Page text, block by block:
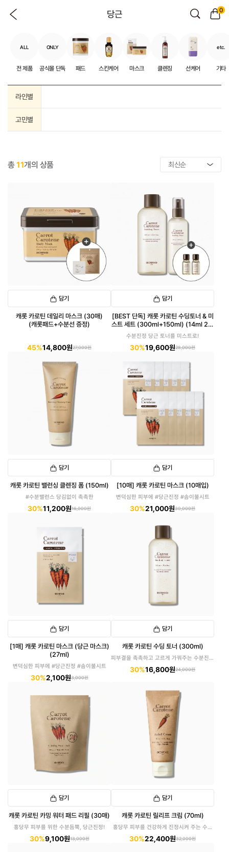
당근 0
ALL
전 제품
ONLY
공식몰 단독 패드 스킨케어 마스크 클렌징 선케어
etc.
기타
라인별
고민별
총11개의 상품
담기
캐롯 카로틴 데일리 마스크 (30매)
(캐롯패드+수분선 증정)
45%14,800원27,000원
담기
[BEST 단독] 캐롯 카로틴 수딩토너 & 미
스트 세트 (300ml+150ml) (14ml 2개
단독 증정)
수분진정 당근 토너를 미스트로!
30%19,600원28,000원
담기
캐롯 카로틴 밸런싱 클렌징 폼 (150ml)
#수분밸런스 당김없이 촉촉한
30%11,200원16,000원
담기
[10매] 캐롯 카로틴 마스크 (10매입)
변덕심한 피부에 #당근진정 #솜이불시트
30%21,000원30,000원
담기
[1매] 캐롯 카로틴 마스크 (당근 마스크)
(27ml)
변덕심한 피부에 #당근진정 #솜이불시트
30%2,100원3,000원
담기
캐롯 카로틴 수딩 토너 (300ml)
피부결을 촉촉하고 고르게 가꿔주는 수분진정
30%16,800원24,000원
담기
캐롯 카로틴 카밍 워터 패드 리필 (30매)
홍당무 피부를 위한 수분듬뿍, 당근진정!
30%9,100원13,000원
담기
캐롯 카로틴 릴리프 크림 (70ml)
홍당무 피부를 건강하게 진정시켜 주는 수분
30%22,400원32,000원